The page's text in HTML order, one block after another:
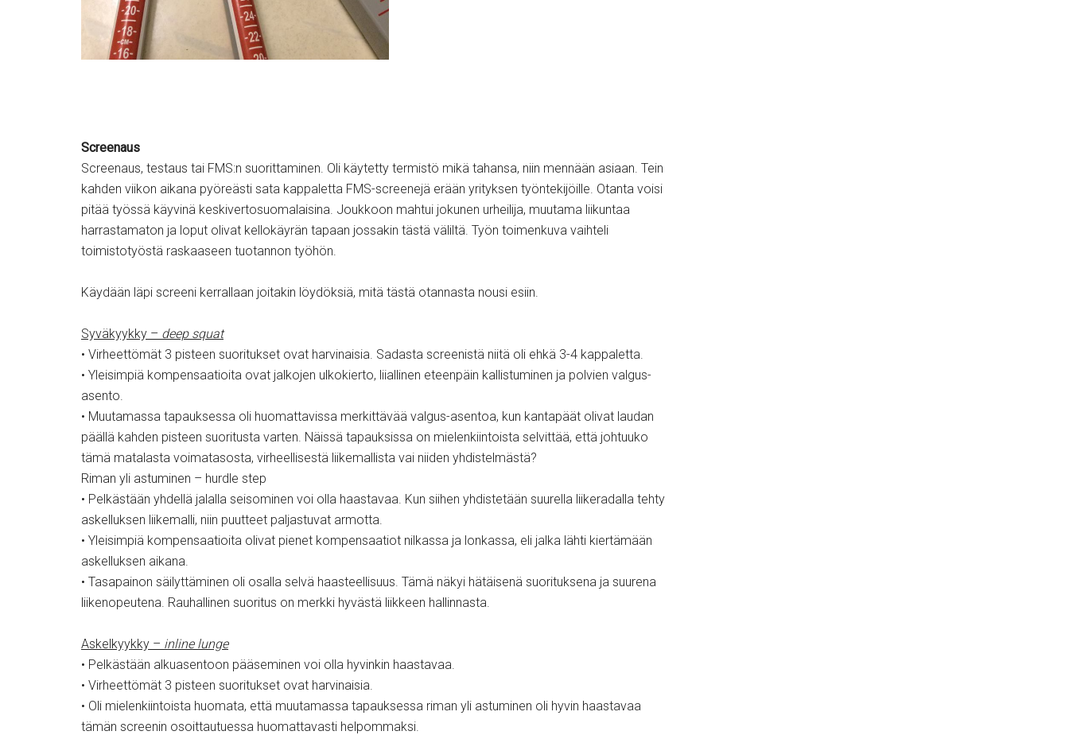
Screenaus
Screenaus, testaus tai FMS:n suorittaminen. Oli käytetty termistö mikä tahansa, niin mennään asiaan. Tein
kahden viikon aikana pyöreästi sata kappaletta FMS-screenejä erään yrityksen työntekijöille. Otanta voisi
pitää työssä käyvinä keskivertosuomalaisina. Joukkoon mahtui jokunen urheilija, muutama liikuntaa
harrastamaton ja loput olivat kellokäyrän tapaan jossakin tästä väliltä. Työn toimenkuva vaihteli
toimistotyöstä raskaaseen tuotannon työhön.
Käydään läpi screeni kerrallaan joitakin löydöksiä, mitä tästä otannasta nousi esiin.
Syväkyykky – deep squat
• Virheettömät 3 pisteen suoritukset ovat harvinaisia. Sadasta screenistä niitä oli ehkä 3-4 kappaletta.
• Yleisimpiä kompensaatioita ovat jalkojen ulkokierto, liiallinen eteenpäin kallistuminen ja polvien valgus-
asento.
• Muutamassa tapauksessa oli huomattavissa merkittävää valgus-asentoa, kun kantapäät olivat laudan
päällä kahden pisteen suoritusta varten. Näissä tapauksissa on mielenkiintoista selvittää, että johtuuko
tämä matalasta voimatasosta, virheellisestä liikemallista vai niiden yhdistelmästä?
Riman yli astuminen – hurdle step
• Pelkästään yhdellä jalalla seisominen voi olla haastavaa. Kun siihen yhdistetään suurella liikeradalla tehty
askelluksen liikemalli, niin puutteet paljastuvat armotta.
• Yleisimpiä kompensaatioita olivat pienet kompensaatiot nilkassa ja lonkassa, eli jalka lähti kiertämään
askelluksen aikana.
• Tasapainon säilyttäminen oli osalla selvä haasteellisuus. Tämä näkyi hätäisenä suorituksena ja suurena
liikenopeutena. Rauhallinen suoritus on merkki hyvästä liikkeen hallinnasta.
Askelkyykky – inline lunge
• Pelkästään alkuasentoon pääseminen voi olla hyvinkin haastavaa.
• Virheettömät 3 pisteen suoritukset ovat harvinaisia.
• Oli mielenkiintoista huomata, että muutamassa tapauksessa riman yli astuminen oli hyvin haastavaa
tämän screenin osoittautuessa huomattavasti helpommaksi.